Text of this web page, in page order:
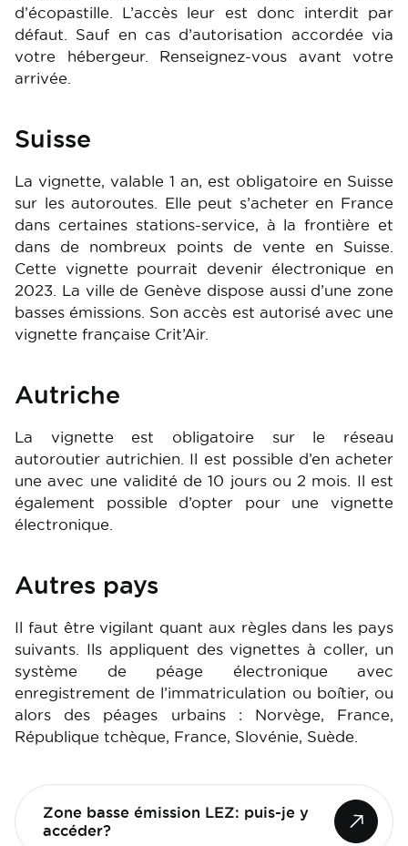
d’écopastille. L’accès leur est donc interdit par
défaut. Sauf en cas d’autorisation accordée via
votre hébergeur. Renseignez-vous avant votre
arrivée.
Suisse
La vignette, valable 1 an, est obligatoire en Suisse
sur les autoroutes. Elle peut s’acheter en France
dans certaines stations-service, à la frontière et
dans de nombreux points de vente en Suisse.
Cette vignette pourrait devenir électronique en
2023. La ville de Genève dispose aussi d’une zone
basses émissions. Son accès est autorisé avec une
vignette française Crit’Air.
Autriche
La vignette est obligatoire sur le réseau
autoroutier autrichien. Il est possible d’en acheter
une avec une validité de 10 jours ou 2 mois. Il est
également possible d’opter pour une vignette
électronique.
Autres pays
Il faut être vigilant quant aux règles dans les pays
suivants. Ils appliquent des vignettes à coller, un
système de péage électronique avec
enregistrement de l’immatriculation ou boîtier, ou
alors des péages urbains : Norvège, France,
République tchèque, France, Slovénie, Suède.
Zone basse émission LEZ: puis-je y
accéder?